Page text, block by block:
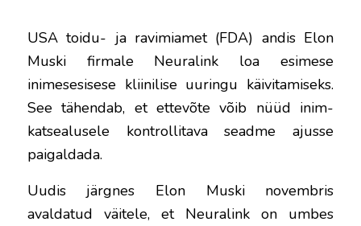
USA toidu- ja ravimiamet (FDA) andis Elon
Muski firmale Neuralink loa esimese
inimesesisese kliinilise uuringu käivitamiseks.
See tähendab, et ettevõte võib nüüd inim-
katsealusele kontrollitava seadme ajusse
paigaldada.
Uudis järgnes Elon Muski novembris
avaldatud väitele, et Neuralink on umbes